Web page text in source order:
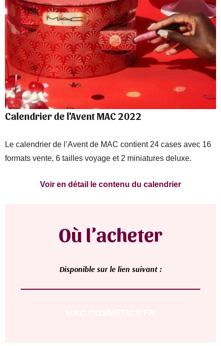
Calendrier de l’Avent MAC 2022
Le calendrier de l’Avent de MAC contient 24 cases avec 16
formats vente, 6 tailles voyage et 2 miniatures deluxe.
Voir en détail le contenu du calendrier
Où l’acheter
Disponible sur le lien suivant :